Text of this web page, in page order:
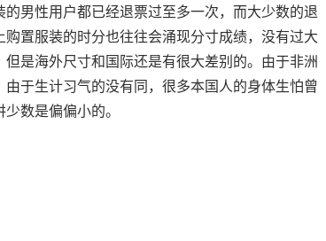
男性用户都已经退票过至多一次，而大少数的退
置服装的时分也往往会涌现分寸成绩，没有过大
是海外尺寸和国际还是有很大差别的。由于非洲
于生计习气的没有同，很多本国人的身体生怕曾
数是偏偏小的。